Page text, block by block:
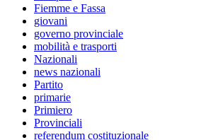
Fiemme e Fassa
giovani
governo provinciale
mobilità e trasporti
Nazionali
news nazionali
Partito
primarie
Primiero
Provinciali
referendum costituzionale